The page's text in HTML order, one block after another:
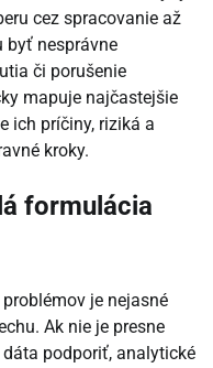
cez spracovanie až
byť nesprávne
či porušenie
mapuje najčastejšie
ich príčiny, riziká a
kroky.
formulácia
je nejasné
Ak nie je presne
podporiť, analytické